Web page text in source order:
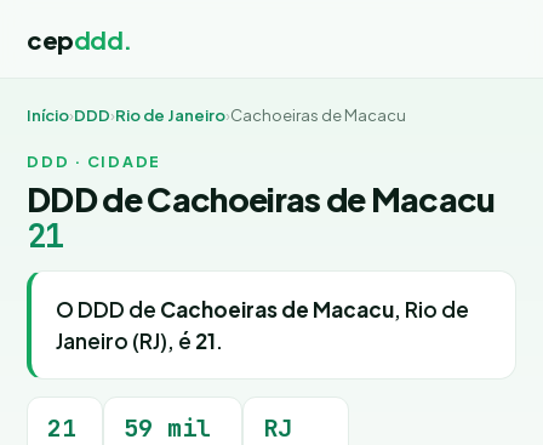
cepddd.
Início›DDD›Rio de Janeiro›Cachoeiras de Macacu
DDD · CIDADE
DDD de Cachoeiras de Macacu
21
O DDD de Cachoeiras de Macacu, Rio de
Janeiro (RJ), é 21.
21 59 mil RJ